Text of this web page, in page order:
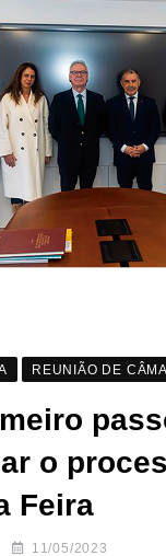
REUNIÃO DE
o
Feira
11/05/2023